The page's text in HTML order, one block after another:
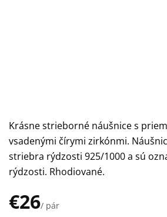
€26/ pár
Jednotková
Krásne strieborné náušnice s
vsadenými čírymi zirkónmi.
striebra rýdzosti 925/1000 a sú
rýdzosti. Rhodiované.